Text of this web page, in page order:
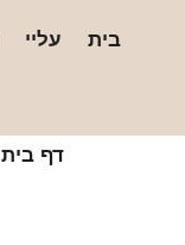
בית עליי
דף בית